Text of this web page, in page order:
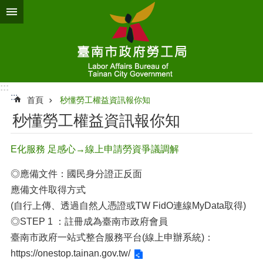
跳到主要內容區塊
:::
:::
首頁 秒懂勞工權益資訊報你知
秒懂勞工權益資訊報你知
E化服務 足感心→線上申請勞資爭議調解
◎應備文件：國民身分證正反面
應備文件取得方式
(自行上傳、透過自然人憑證或TW FidO連線MyData取得)
◎STEP 1 ：註冊成為臺南市政府會員
臺南市政府一站式整合服務平台(線上申辦系統)：
https://onestop.tainan.gov.tw/